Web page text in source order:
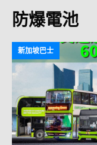
防爆電池
新加坡巴士